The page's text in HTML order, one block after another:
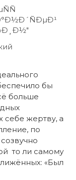
бы
больше
жертву, а
по
то ли самому
«Был